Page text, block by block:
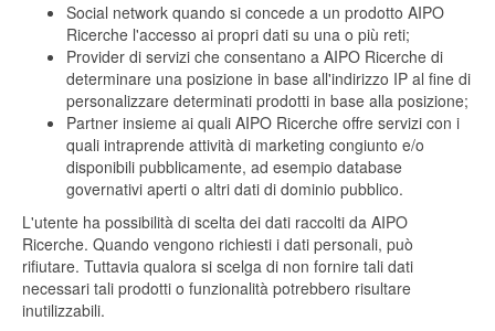
Social network quando si concede a un prodotto AIPO
Ricerche l'accesso ai propri dati su una o più reti;
Provider di servizi che consentano a AIPO Ricerche di
determinare una posizione in base all'indirizzo IP al fine di
personalizzare determinati prodotti in base alla posizione;
Partner insieme ai quali AIPO Ricerche offre servizi con i
quali intraprende attività di marketing congiunto e/o
disponibili pubblicamente, ad esempio database
governativi aperti o altri dati di dominio pubblico.
L'utente ha possibilità di scelta dei dati raccolti da AIPO
Ricerche. Quando vengono richiesti i dati personali, può
rifiutare. Tuttavia qualora si scelga di non fornire tali dati
necessari tali prodotti o funzionalità potrebbero risultare
inutilizzabili.